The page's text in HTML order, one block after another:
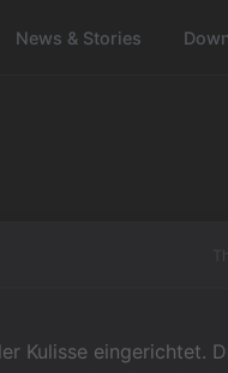
News & Stories
Kulisse eingerichtet.